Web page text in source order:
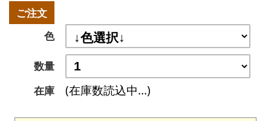
ご注文
色
数量
在庫
(在庫数読込中...)